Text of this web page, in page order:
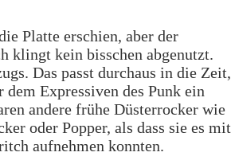
Platte erschien, aber der
klingt kein bisschen abgenutzt.
Das passt durchaus in die Zeit,
Expressiven des Punk ein
andere frühe Düsterrocker wie
oder Popper, als dass sie es mit
aufnehmen konnten.